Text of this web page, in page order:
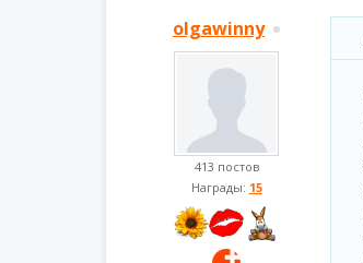
olgawinny
413 постов
Награды: 15